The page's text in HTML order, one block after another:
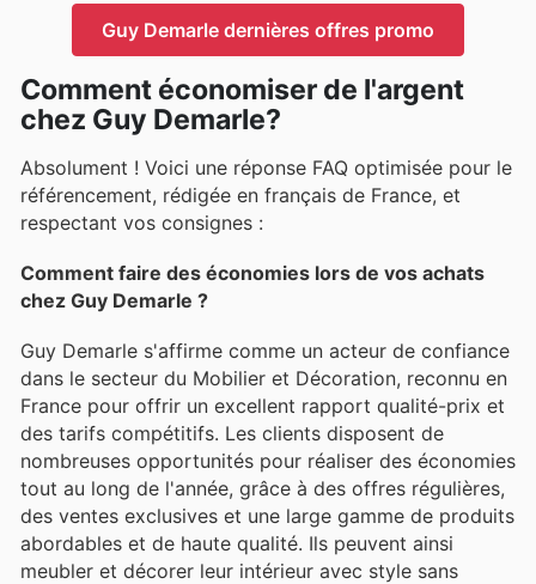
Guy Demarle dernières offres promo
Comment économiser de l'argent
chez Guy Demarle?
Absolument ! Voici une réponse FAQ optimisée pour le
référencement, rédigée en français de France, et
respectant vos consignes :
Comment faire des économies lors de vos achats
chez Guy Demarle ?
Guy Demarle s'affirme comme un acteur de confiance
dans le secteur du Mobilier et Décoration, reconnu en
France pour offrir un excellent rapport qualité-prix et
des tarifs compétitifs. Les clients disposent de
nombreuses opportunités pour réaliser des économies
tout au long de l'année, grâce à des offres régulières,
des ventes exclusives et une large gamme de produits
abordables et de haute qualité. Ils peuvent ainsi
meubler et décorer leur intérieur avec style sans